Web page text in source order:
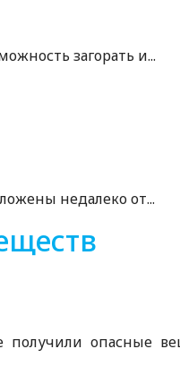
загорать и...
недалеко от...
получили опасные